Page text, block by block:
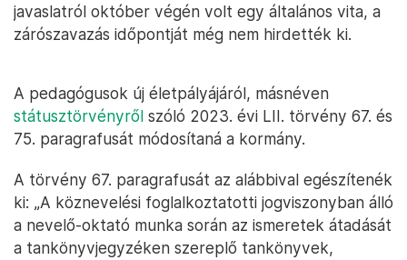
javaslatról október végén volt egy általános vita, a
zárószavazás időpontját még nem hirdették ki.
A pedagógusok új életpályájáról, másnéven
státusztörvényről szóló 2023. évi LII. törvény 67. és
75. paragrafusát módosítaná a kormány.
A törvény 67. paragrafusát az alábbival egészítenék
ki: „A köznevelési foglalkoztatotti jogviszonyban álló
a nevelő-oktató munka során az ismeretek átadását
a tankönyvjegyzéken szereplő tankönyvek,